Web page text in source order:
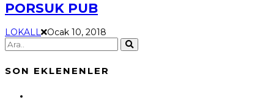
PORSUK PUB
LOKALL Ocak 10, 2018
SON EKLENENLER